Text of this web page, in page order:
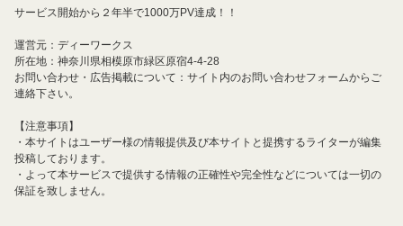
サービス開始から２年半で1000万PV達成！！
運営元：ディーワークス
所在地：神奈川県相模原市緑区原宿4-4-28
お問い合わせ・広告掲載について：サイト内のお問い合わせフォームからご
連絡下さい。
【注意事項】
・本サイトはユーザー様の情報提供及び本サイトと提携するライターが編集
投稿しております。
・よって本サービスで提供する情報の正確性や完全性などについては一切の
保証を致しません。